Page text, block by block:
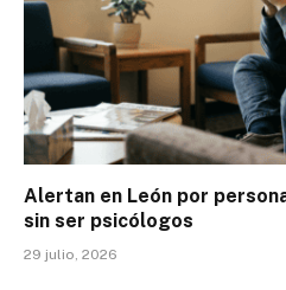
Alertan en León por
sin ser psicólogos
29 julio, 2026